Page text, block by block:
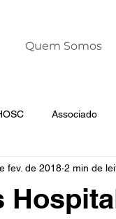
Quem Somos
Associado
Liderança Dia
fev. de 2018 2 min de